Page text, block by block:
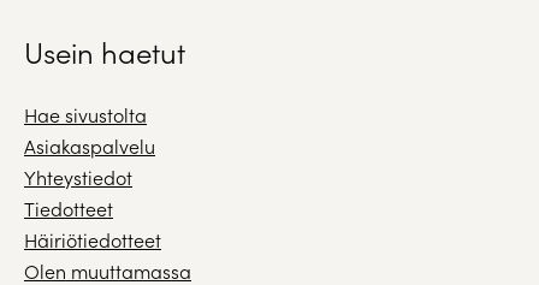
Usein haetut
Hae sivustolta
Asiakaspalvelu
Yhteystiedot
Tiedotteet
Häiriötiedotteet
Olen muuttamassa